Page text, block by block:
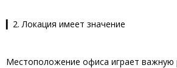
▎2. Локация имеет значение
Местоположение офиса играет важную